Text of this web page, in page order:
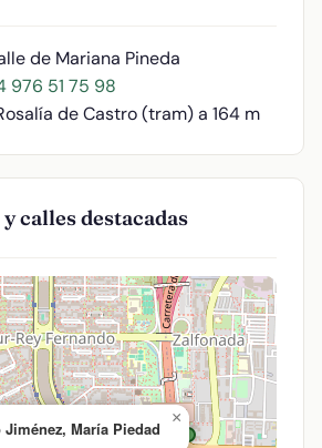
de Mariana Pineda
976 51 75 98
de Castro (tram) a 164 m
calles destacadas
María Piedad
×